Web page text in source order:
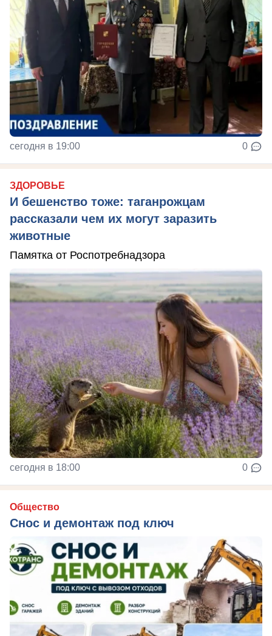
сегодня в 19:00 0
ЗДОРОВЬЕ
И бешенство тоже: таганрожцам
рассказали чем их могут заразить
животные
Памятка от Роспотребнадзора
сегодня в 18:00 0
Общество
Снос и демонтаж под ключ